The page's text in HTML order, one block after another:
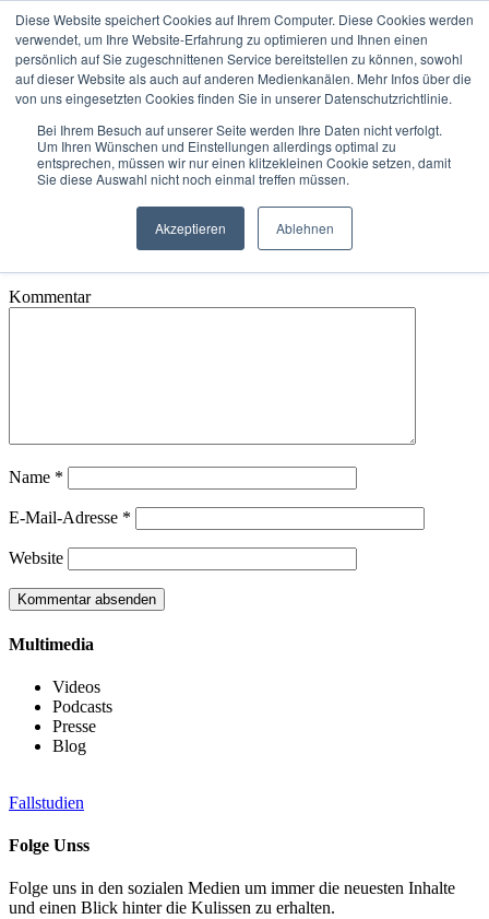
Diese Website speichert Cookies auf Ihrem Computer. Diese Cookies werden
verwendet, um Ihre Website-Erfahrung zu optimieren und Ihnen einen
persönlich auf Sie zugeschnittenen Service bereitstellen zu können, sowohl
auf dieser Website als auch auf anderen Medienkanälen. Mehr Infos über die
von uns eingesetzten Cookies finden Sie in unserer Datenschutzrichtlinie.
Bei Ihrem Besuch auf unserer Seite werden Ihre Daten nicht verfolgt.
Um Ihren Wünschen und Einstellungen allerdings optimal zu
entsprechen, müssen wir nur einen klitzekleinen Cookie setzen, damit
Sie diese Auswahl nicht noch einmal treffen müssen.
Akzeptieren Ablehnen
Rückruf vereinbaren
sky
Yogesh|0 Kommentare
Deine E-Mail-Adresse wird nicht veröffentlicht.
Kommentar
Name *
E-Mail-Adresse *
Website
Multimedia
Videos
Podcasts
Presse
Blog
Fallstudien
Folge Unss
Folge uns in den sozialen Medien um immer die neuesten Inhalte
und einen Blick hinter die Kulissen zu erhalten.